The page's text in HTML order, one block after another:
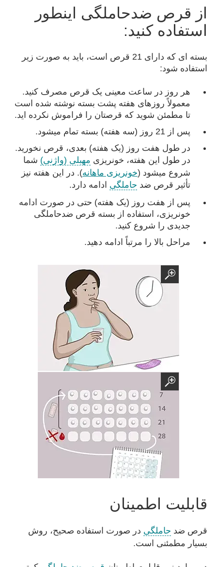
از قرص ضدحاملگی اینطور
استفاده کنید:
بسته ای که دارای 21 قرص است، باید به صورت زیر
استفاده شود:
هر روز در ساعت معینی یک قرص مصرف کنید.
معمولاً روزهای هفته پشت بسته نوشته شده است
تا مطمئن شوید که قرصتان را فراموش نکرده اید.
پس از 21 روز (سه هفته) بسته تمام میشود.
در طول هفت روز (یک هفته) بعدی، قرص نخورید.
در طول این هفته، خونریزی مهبلی (واژنی) شما
شروع میشود (خونریزی ماهانه). در این هفته نیز
تأثیر قرص ضد حاملگی ادامه دارد.
پس از هفت روز (یک هفته) حتی در صورت ادامه
خونریزی، استفاده از بسته قرص ضدحاملگی
جدیدی را شروع کنید.
مراحل بالا را مرتباً ادامه دهید.
قابلیت اطمینان
قرص ضد حاملگی در صورت استفاده صحیح، روش
بسیار مطمئنی است.